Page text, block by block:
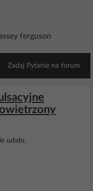
ferguson
Zadaj Pytanie na forum
udało.